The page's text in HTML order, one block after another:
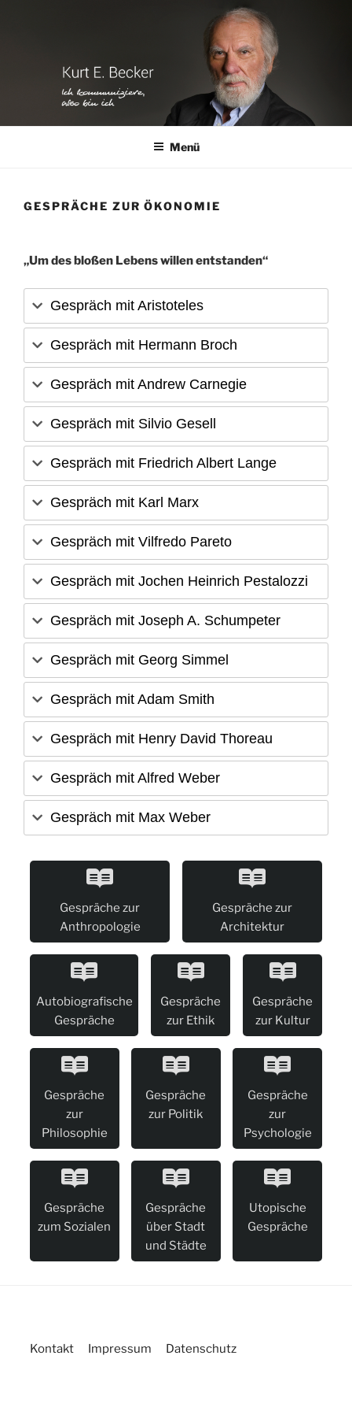
Menü
GESPRÄCHE ZUR ÖKONOMIE
„Um des bloßen Lebens willen entstanden“
Gespräch mit Aristoteles
Gespräch mit Hermann Broch
Gespräch mit Andrew Carnegie
Gespräch mit Silvio Gesell
Gespräch mit Friedrich Albert Lange
Gespräch mit Karl Marx
Gespräch mit Vilfredo Pareto
Gespräch mit Jochen Heinrich Pestalozzi
Gespräch mit Joseph A. Schumpeter
Gespräch mit Georg Simmel
Gespräch mit Adam Smith
Gespräch mit Henry David Thoreau
Gespräch mit Alfred Weber
Gespräch mit Max Weber
Gespräche zur
Anthropologie
Gespräche zur
Architektur
Autobiografische
Gespräche
Gespräche
zur Ethik
Gespräche
zur Kultur
Gespräche
zur
Philosophie
Gespräche
zur Politik
Gespräche
zur
Psychologie
Gespräche
zum Sozialen
Gespräche
über Stadt
und Städte
Utopische
Gespräche
Kontakt Impressum Datenschutz